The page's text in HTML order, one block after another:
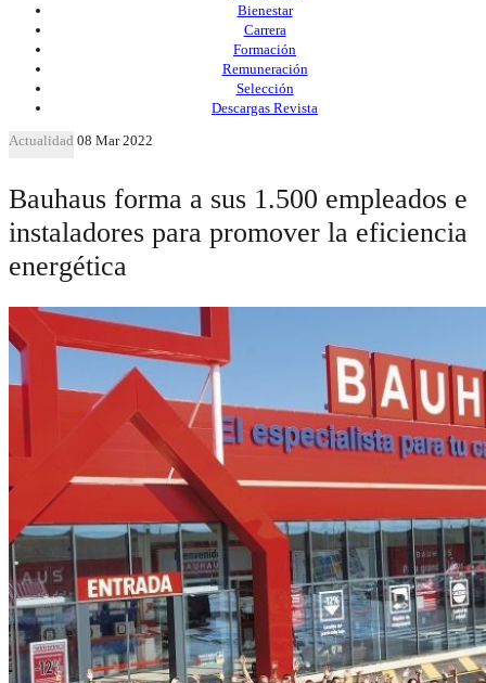
Bienestar
Carrera
Formación
Remuneración
Selección
Descargas Revista
Actualidad 08 Mar 2022
Bauhaus forma a sus 1.500 empleados e
instaladores para promover la eficiencia
energética